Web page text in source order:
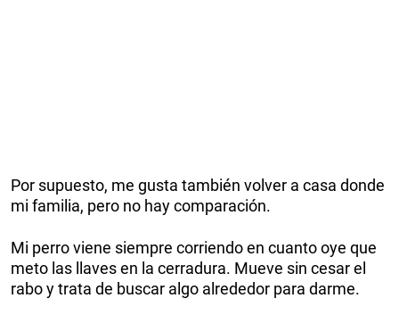
Por supuesto, me gusta también volver a casa donde
mi familia, pero no hay comparación.
Mi perro viene siempre corriendo en cuanto oye que
meto las llaves en la cerradura. Mueve sin cesar el
rabo y trata de buscar algo alrededor para darme.